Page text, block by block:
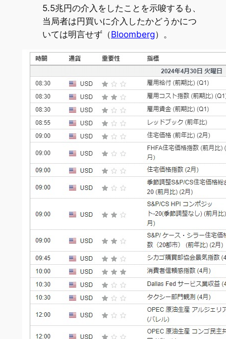
5.5兆円の介入をしたことを示唆するも、
当局者は円買いに介入したかどうかにつ
いては明言せず（Bloomberg）。